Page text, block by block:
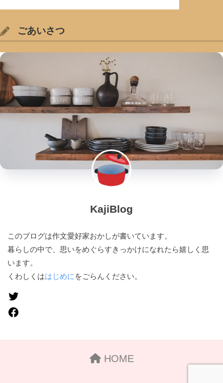
ごあいさつ
KajiBlog
このブログは作文愛好家おかしが書いています。
暮らしの中で、思いをめぐらすきっかけになれたら嬉しく思
います。
くわしくははじめに をごらんください。
HOME